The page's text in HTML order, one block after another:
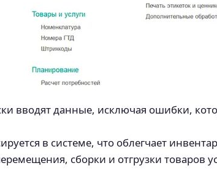
вводят данные, исключая ошибки,
в системе, что облегчает
сборки и отгрузки товаров